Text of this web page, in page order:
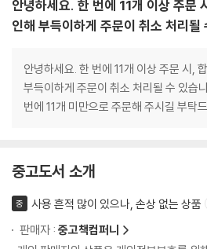
안녕하세요. 한 번에 11개 이상 주문
인해 부득이하게 주문이 취소 처리될
안녕하세요. 한 번에 11개 이상 주문 시,
부득이하게 주문이 취소 처리될 수 있습
번에 11개 미만으로 주문해 주시길 부탁
중고도서 소개
중
사용 흔적 많이 있으나, 손상 없는 상품
판매자 : 중고책컴퍼니